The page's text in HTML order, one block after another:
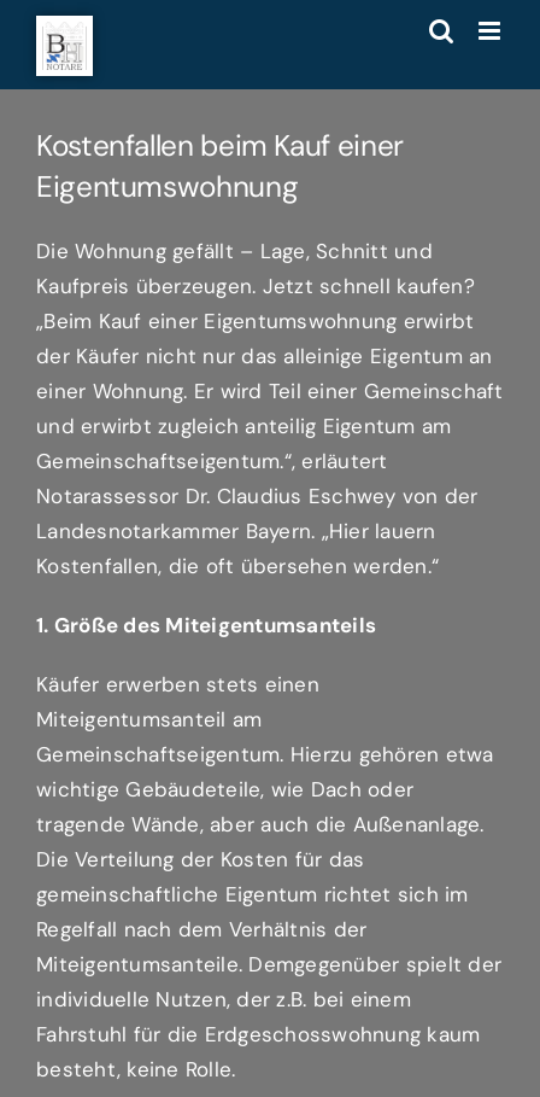
Zum
Inhalt
springen
Kostenfallen beim Kauf einer
Eigentumswohnung
Die Wohnung gefällt – Lage, Schnitt und
Kaufpreis überzeugen. Jetzt schnell kaufen?
„Beim Kauf einer Eigentumswohnung erwirbt
der Käufer nicht nur das alleinige Eigentum an
einer Wohnung. Er wird Teil einer Gemeinschaft
und erwirbt zugleich anteilig Eigentum am
Gemeinschaftseigentum.“, erläutert
Notarassessor Dr. Claudius Eschwey von der
Landesnotarkammer Bayern. „Hier lauern
Kostenfallen, die oft übersehen werden.“
1. Größe des Miteigentumsanteils
Käufer erwerben stets einen
Miteigentumsanteil am
Gemeinschaftseigentum. Hierzu gehören etwa
wichtige Gebäudeteile, wie Dach oder
tragende Wände, aber auch die Außenanlage.
Die Verteilung der Kosten für das
gemeinschaftliche Eigentum richtet sich im
Regelfall nach dem Verhältnis der
Miteigentumsanteile. Demgegenüber spielt der
individuelle Nutzen, der z.B. bei einem
Fahrstuhl für die Erdgeschosswohnung kaum
besteht, keine Rolle.